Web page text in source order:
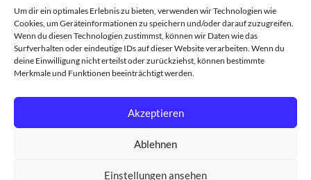
Um dir ein optimales Erlebnis zu bieten, verwenden wir Technologien wie
Cookies, um Geräteinformationen zu speichern und/oder darauf zuzugreifen.
Wenn du diesen Technologien zustimmst, können wir Daten wie das
Surfverhalten oder eindeutige IDs auf dieser Website verarbeiten. Wenn du
deine Einwilligung nicht erteilst oder zurückziehst, können bestimmte
Merkmale und Funktionen beeinträchtigt werden.
Akzeptieren
Ablehnen
Einstellungen ansehen
Kennenlerntermin vereinbaren
Newsletter anmelden